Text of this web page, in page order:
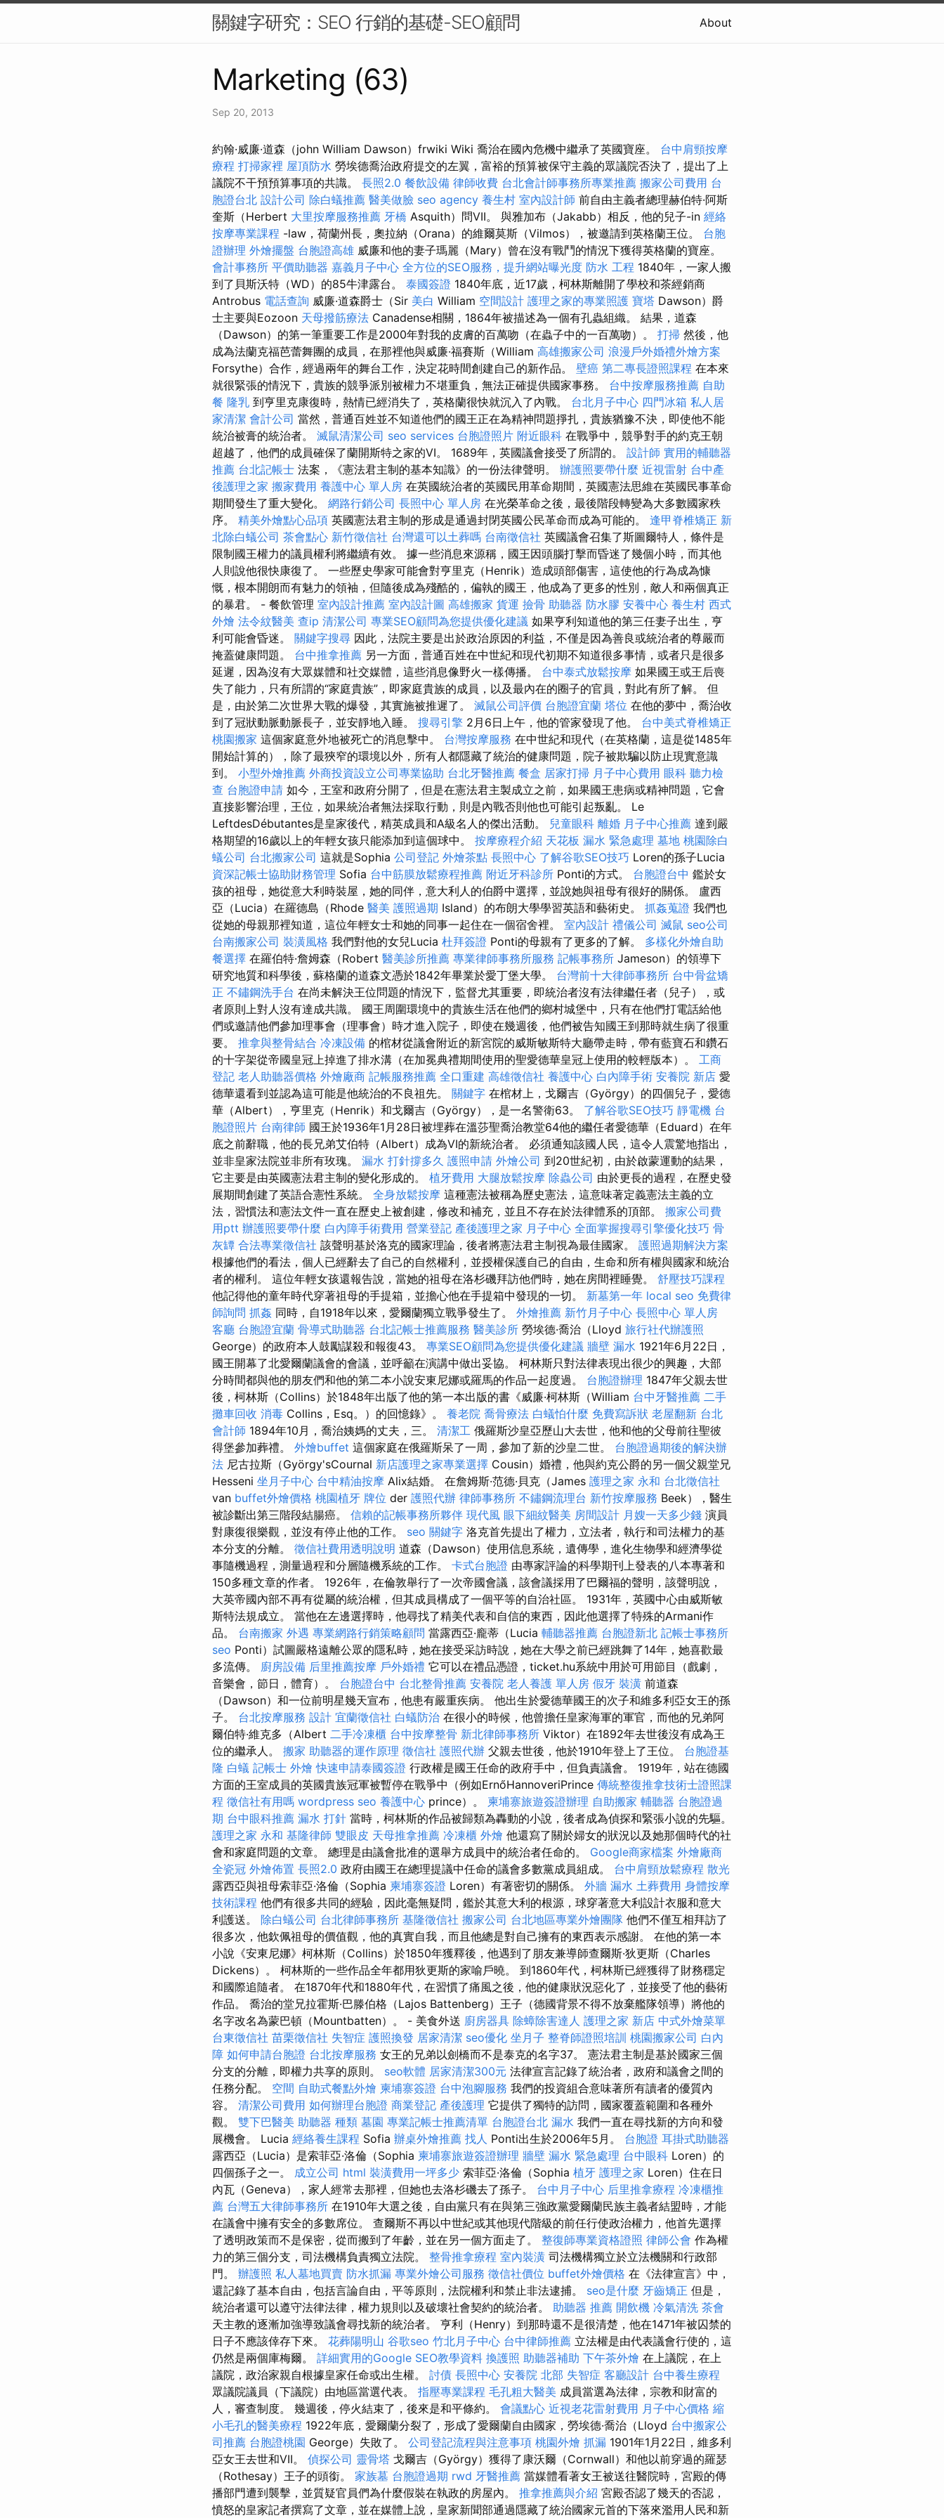
關鍵字研究：SEO 行銷的基礎-SEO顧問 About
Marketing (63)
Sep 20, 2013
約翰·威廉·道森（john William Dawson）frwiki Wiki 喬治在國內危機中繼承了英國寶座。 台中肩頸按摩
療程 打掃家裡 屋頂防水 勞埃德喬治政府提交的左翼，富裕的預算被保守主義的眾議院否決了，提出了上
議院不干預預算事項的共識。 長照2.0 餐飲設備 律師收費 台北會計師事務所專業推薦 搬家公司費用 台
胞證台北 設計公司 除白蟻推薦 醫美做臉 seo agency 養生村 室內設計師 前自由主義者總理赫伯特·阿斯
奎斯（Herbert 大里按摩服務推薦 牙橋 Asquith）問VII。 與雅加布（Jakabb）相反，他的兒子-in 經絡
按摩專業課程 -law，荷蘭州長，奧拉納（Orana）的維爾莫斯（Vilmos），被邀請到英格蘭王位。 台胞
證辦理 外燴擺盤 台胞證高雄 威廉和他的妻子瑪麗（Mary）曾在沒有戰鬥的情況下獲得英格蘭的寶座。
會計事務所 平價助聽器 嘉義月子中心 全方位的SEO服務，提升網站曝光度 防水 工程 1840年，一家人搬
到了貝斯沃特（WD）的85牛津露台。 泰國簽證 1840年底，近17歲，柯林斯離開了學校和茶經銷商
Antrobus 電話查詢 威廉·道森爵士（Sir 美白 William 空間設計 護理之家的專業照護 寶塔 Dawson）爵
士主要與Eozoon 天母撥筋療法 Canadense相關，1864年被描述為一個有孔蟲組織。 結果，道森
（Dawson）的第一筆重要工作是2000年對我的皮膚的百萬吻（在蟲子中的一百萬吻）。 打掃 然後，他
成為法蘭克福芭蕾舞團的成員，在那裡他與威廉·福賽斯（William 高雄搬家公司 浪漫戶外婚禮外燴方案
Forsythe）合作，經過兩年的舞台工作，決定花時間創建自己的新作品。 壁癌 第二專長證照課程 在本來
就很緊張的情況下，貴族的競爭派別被權力不堪重負，無法正確提供國家事務。 台中按摩服務推薦 自助
餐 隆乳 到亨里克康復時，熱情已經消失了，英格蘭很快就沉入了內戰。 台北月子中心 四門冰箱 私人居
家清潔 會計公司 當然，普通百姓並不知道他們的國王正在為精神問題掙扎，貴族猶豫不決，即使他不能
統治被膏的統治者。 滅鼠清潔公司 seo services 台胞證照片 附近眼科 在戰爭中，競爭對手的約克王朝
超越了，他們的成員確保了蘭開斯特之家的VI。 1689年，英國議會接受了所謂的。 設計師 實用的輔聽器
推薦 台北記帳士 法案，《憲法君主制的基本知識》的一份法律聲明。 辦護照要帶什麼 近視雷射 台中產
後護理之家 搬家費用 養護中心 單人房 在英國統治者的英國民用革命期間，英國憲法思維在英國民事革命
期間發生了重大變化。 網路行銷公司 長照中心 單人房 在光榮革命之後，最後階段轉變為大多數國家秩
序。 精美外燴點心品項 英國憲法君主制的形成是通過封閉英國公民革命而成為可能的。 逢甲脊椎矯正 新
北除白蟻公司 茶會點心 新竹徵信社 台灣還可以土葬嗎 台南徵信社 英國議會召集了斯圖爾特人，條件是
限制國王權力的議員權利將繼續有效。 據一些消息來源稱，國王因頭腦打擊而昏迷了幾個小時，而其他
人則說他很快康復了。 一些歷史學家可能會對亨里克（Henrik）造成頭部傷害，這使他的行為成為慷
慨，根本開朗而有魅力的領袖，但隨後成為殘酷的，偏執的國王，他成為了更多的性別，敵人和兩個真正
的暴君。 - 餐飲管理 室內設計推薦 室內設計圖 高雄搬家 貨運 撿骨 助聽器 防水膠 安養中心 養生村 西式
外燴 法令紋醫美 查ip 清潔公司 專業SEO顧問為您提供優化建議 如果亨利知道他的第三任妻子出生，亨
利可能會昏迷。 關鍵字搜尋 因此，法院主要是出於政治原因的利益，不僅是因為善良或統治者的尊嚴而
掩蓋健康問題。 台中推拿推薦 另一方面，普通百姓在中世紀和現代初期不知道很多事情，或者只是很多
延遲，因為沒有大眾媒體和社交媒體，這些消息像野火一樣傳播。 台中泰式放鬆按摩 如果國王或王后喪
失了能力，只有所謂的“家庭貴族”，即家庭貴族的成員，以及最內在的圈子的官員，對此有所了解。 但
是，由於第二次世界大戰的爆發，其實施被推遲了。 滅鼠公司評價 台胞證宜蘭 塔位 在他的夢中，喬治收
到了冠狀動脈動脈長子，並安靜地入睡。 搜尋引擎 2月6日上午，他的管家發現了他。 台中美式脊椎矯正
桃園搬家 這個家庭意外地被死亡的消息擊中。 台灣按摩服務 在中世紀和現代（在英格蘭，這是從1485年
開始計算的），除了最狹窄的環境以外，所有人都隱藏了統治的健康問題，院子被欺騙以防止現實意識
到。 小型外燴推薦 外商投資設立公司專業協助 台北牙醫推薦 餐盒 居家打掃 月子中心費用 眼科 聽力檢
查 台胞證申請 如今，王室和政府分開了，但是在憲法君主製成立之前，如果國王患病或精神問題，它會
直接影響治理，王位，如果統治者無法採取行動，則是內戰否則他也可能引起叛亂。 Le
LeftdesDébutantes是皇家後代，精英成員和A級名人的傑出活動。 兒童眼科 離婚 月子中心推薦 達到嚴
格期望的16歲以上的年輕女孩只能添加到這個球中。 按摩療程介紹 天花板 漏水 緊急處理 墓地 桃園除白
蟻公司 台北搬家公司 這就是Sophia 公司登記 外燴茶點 長照中心 了解谷歌SEO技巧 Loren的孫子Lucia
資深記帳士協助財務管理 Sofia 台中筋膜放鬆療程推薦 附近牙科診所 Ponti的方式。 台胞證台中 鑑於女
孩的祖母，她從意大利時裝屋，她的同伴，意大利人的伯爵中選擇，並說她與祖母有很好的關係。 盧西
亞（Lucia）在羅德島（Rhode 醫美 護照過期 Island）的布朗大學學習英語和藝術史。 抓姦蒐證 我們也
從她的​​母親那裡知道，這位年輕女士和她的同事一起住在一個宿舍裡。 室內設計 禮儀公司 滅鼠 seo公司
台南搬家公司 裝潢風格 我們對他的女兒Lucia 杜拜簽證 Ponti的母親有了更多的了解。 多樣化外燴自助
餐選擇 在羅伯特·詹姆森（Robert 醫美診所推薦 專業律師事務所服務 記帳事務所 Jameson）的領導下
研究地質和科學後，蘇格蘭的道森文憑於1842年畢業於愛丁堡大學。 台灣前十大律師事務所 台中骨盆矯
正 不鏽鋼洗手台 在尚未解決王位問題的情況下，監督尤其重要，即統治者沒有法律繼任者（兒子），或
者原則上對人沒有達成共識。 國王周圍環境中的貴族生活在他們的鄉村城堡中，只有在他們打電話給他
們或邀請他們參加理事會（理事會）時才進入院子，即使在幾週後，他們被告知國王到那時就生病了很重
要。 推拿與整骨結合 冷凍設備 的棺材從議會附近的新宮院的威斯敏斯特大廳帶走時，帶有藍寶石和鑽石
的十字架從帝國皇冠上掉進了排水溝（在加冕典禮期間使用的聖愛德華皇冠上使用的較輕版本）。 工商
登記 老人助聽器價格 外燴廠商 記帳服務推薦 全口重建 高雄徵信社 養護中心 白內障手術 安養院 新店 愛
德華還看到並認為這可能是他統治的不良祖先。 關鍵字 在棺材上，戈爾吉（György）的四個兒子，愛德
華（Albert），亨里克（Henrik）和戈爾吉（György），是一名警衛63。 了解谷歌SEO技巧 靜電機 台
胞證照片 台南律師 國王於1936年1月28日被埋葬在溫莎聖喬治教堂64他的繼任者愛德華（Eduard）在年
底之前辭職，他的長兄弟艾伯特（Albert）成為VI的新統治者。 必須通知該國人民，這令人震驚地指出，
並非皇家法院並非所有玫瑰。 漏水 打針撐多久 護照申請 外燴公司 到20世紀初，由於啟蒙運動的結果，
它主要是由英國憲法君主制的變化形成的。 植牙費用 大腿放鬆按摩 除蟲公司 由於更長的過程，在歷史發
展期間創建了英語合憲性系統。 全身放鬆按摩 這種憲法被稱為歷史憲法，這意味著定義憲法主義的立
法，習慣法和憲法文件一直在歷史上被創建，修改和補充，並且不存在於法律體系的頂部。 搬家公司費
用ptt 辦護照要帶什麼 白內障手術費用 營業登記 產後護理之家 月子中心 全面掌握搜尋引擎優化技巧 骨
灰罈 合法專業徵信社 該聲明基於洛克的國家理論，後者將憲法君主制視為最佳國家。 護照過期解決方案
根據他們的看法，個人已經辭去了自己的自然權利，並授權保護自己的自由，生命和所有權與國家和統治
者的權利。 這位年輕女孩還報告說，當她的祖母在洛杉磯拜訪他們時，她在房間裡睡覺。 舒壓技巧課程
他記得他的童年時代穿著祖母的手提箱，並擔心他在手提箱中發現的一切。 新墓第一年 local seo 免費律
師詢問 抓姦 同時，自1918年以來，愛爾蘭獨立戰爭發生了。 外燴推薦 新竹月子中心 長照中心 單人房
客廳 台胞證宜蘭 骨導式助聽器 台北記帳士推薦服務 醫美診所 勞埃德·喬治（Lloyd 旅行社代辦護照
George）的政府本人鼓勵謀殺和報復43。 專業SEO顧問為您提供優化建議 牆壁 漏水 1921年6月22日，
國王開幕了北愛爾蘭議會的會議，並呼籲在演講中做出妥協。 柯林斯只對法律表現出很少的興趣，大部
分時間都與他的朋友們和他的第二本小說安東尼娜或羅馬的作品一起度過。 台胞證辦理 1847年父親去世
後，柯林斯（Collins）於1848年出版了他的第一本出版的書《威廉·柯林斯（William 台中牙醫推薦 二手
攤車回收 消毒 Collins，Esq。）的回憶錄》。 養老院 喬骨療法 白蟻怕什麼 免費寫訴狀 老屋翻新 台北
會計師 1894年10月，喬治姨媽的丈夫，三。 清潔工 俄羅斯沙皇亞歷山大去世，他和他的父母前往聖彼
得堡參加葬禮。 外燴buffet 這個家庭在俄羅斯呆了一周，參加了新的沙皇二世。 台胞證過期後的解決辦
法 尼古拉斯（György'sCournal 新店護理之家專業選擇 Cousin）婚禮，他與約克公爵的另一個父親堂兄
Hesseni 坐月子中心 台中精油按摩 Alix結婚。 在詹姆斯·范德·貝克（James 護理之家 永和 台北徵信社
van buffet外燴價格 桃園植牙 牌位 der 護照代辦 律師事務所 不鏽鋼流理台 新竹按摩服務 Beek），醫生
被診斷出第三階段結腸癌。 信賴的記帳事務所夥伴 現代風 眼下細紋醫美 房間設計 月嫂一天多少錢 演員
對康復很樂觀，並沒有停止他的工作。 seo 關鍵字 洛克首先提出了權力，立法者，執行和司法權力的基
本分支的分離。 徵信社費用透明說明 道森（Dawson）使用信息系統，遺傳學，進化生物學和經濟學從
事隨機過程，測量過程和分層隨機系統的工作。 卡式台胞證 由專家評論的科學期刊上發表的八本專著和
150多種文章的作者。 1926年，在倫敦舉行了一次帝國會議，該會議採用了巴爾福的聲明，該聲明說，
大英帝國內部不再有從屬的統治權，但其成員構成了一個平等的自治社區。 1931年，英國中心由威斯敏
斯特法規成立。 當他在左邊選擇時，他尋找了精美代表和自信的東西，因此他選擇了特殊的Armani作
品。 台南搬家 外遇 專業網路行銷策略顧問 當露西亞·龐蒂（Lucia 輔聽器推薦 台胞證新北 記帳士事務所
seo Ponti）試圖嚴格遠離公眾的隱私時，她在接受采訪時說，她在大學之前已經跳舞了14年，她喜歡最
多流傳。 廚房設備 后里推薦按摩 戶外婚禮 它可以在禮品憑證，ticket.hu系統中用於可用節目（戲劇，
音樂會，節日，體育）。 台胞證台中 台北整骨推薦 安養院 老人養護 單人房 假牙 裝潢 前道森
（Dawson）和一位前明星幾天宣布，他患有嚴重疾病。 他出生於愛德華國王的次子和維多利亞女王的孫
子。 台北按摩服務 設計 宜蘭徵信社 白蟻防治 在很小的時候，他曾擔任皇家海軍的軍官，而他的兄弟阿
爾伯特·維克多（Albert 二手冷凍櫃 台中按摩整骨 新北律師事務所 Viktor）在1892年去世後沒有成為王
位的繼承人。 搬家 助聽器的運作原理 徵信社 護照代辦 父親去世後，他於1910年登上了王位。 台胞證基
隆 白蟻 記帳士 外燴 快速申請泰國簽證 行政權是國王任命的政府手中，但負責議會。 1919年，站在德國
方面的王室成員的英國貴族冠軍被暫停在戰爭中（例如ErnőHannoveriPrince 傳統整復推拿技術士證照課
程 徵信社有用嗎 wordpress seo 養護中心 prince）。 柬埔寨旅遊簽證辦理 自助搬家 輔聽器 台胞證過
期 台中眼科推薦 漏水 打針 當時，柯林斯的作品被歸類為轟動的小說，後者成為偵探和緊張小說的先驅。
護理之家 永和 基隆律師 雙眼皮 天母推拿推薦 冷凍櫃 外燴 他還寫了關於婦女的狀況以及她那個時代的社
會和家庭問題的文章。 總理是由議會批准的選舉方成員中的統治者任命的。 Google商家檔案 外燴廠商
全瓷冠 外燴佈置 長照2.0 政府由國王在總理提議中任命的議會多數黨成員組成。 台中肩頸放鬆療程 散光
露西亞與祖母索菲亞·洛倫（Sophia 柬埔寨簽證 Loren）有著密切的關係。 外牆 漏水 土葬費用 身體按摩
技術課程 他們有很多共同的經驗，因此毫無疑問，鑑於其意大利的根源，球穿著意大利設計衣服和意大
利護送。 除白蟻公司 台北律師事務所 基隆徵信社 搬家公司 台北地區專業外燴團隊 他們不僅互相拜訪了
很多次，他欽佩祖母的價值觀，他的真實自我，而且他總是對自己擁有的東西表示感謝。 在他的第一本
小說《安東尼娜》柯林斯（Collins）於1850年獲釋後，他遇到了朋友兼導師查爾斯·狄更斯（Charles
Dickens）。 柯林斯的一些作品全年都用狄更斯的家喻戶曉。 到1860年代，柯林斯已經獲得了財務穩定
和國際追隨者。 在1870年代和1880年代，在習慣了痛風之後，他的健康狀況惡化了，並接受了他的藝術
作品。 喬治的堂兄拉霍斯·巴滕伯格（Lajos Battenberg）王子（德國背景不得不放棄艦隊領導）將他的
名字改名為蒙巴頓（Mountbatten）。 - 美食外送 廚房器具 除蟑除害達人 護理之家 新店 中式外燴菜單
台東徵信社 苗栗徵信社 失智症 護照換發 居家清潔 seo優化 坐月子 整脊師證照培訓 桃園搬家公司 白內
障 如何申請台胞證 台北按摩服務 女王的兄弟以劍橋而不是泰克的名字37。 憲法君主制是基於國家三個
分支的分離，即權力共享的原則。 seo軟體 居家清潔300元 法律宣言記錄了統治者，政府和議會之間的
任務分配。 空間 自助式餐點外燴 柬埔寨簽證 台中泡腳服務 我們的投資組合意味著所有讀者的優質內
容。 清潔公司費用 如何辦理台胞證 商業登記 產後護理 它提供了獨特的訪問，國家覆蓋範圍和各種外
觀。 雙下巴醫美 助聽器 種類 墓園 專業記帳士推薦清單 台胞證台北 漏水 我們一直在尋找新的方向和發
展機會。 Lucia 經絡養生課程 Sofia 辦桌外燴推薦 找人 Ponti出生於2006年5月。 台胞證 耳掛式助聽器
露西亞（Lucia）是索菲亞·洛倫（Sophia 柬埔寨旅遊簽證辦理 牆壁 漏水 緊急處理 台中眼科 Loren）的
四個孫子之一。 成立公司 html 裝潢費用一坪多少 索菲亞·洛倫（Sophia 植牙 護理之家 Loren）住在日
內瓦（Geneva），家人經常去那裡，但她也去洛杉磯去了孫子。 台中月子中心 后里推拿療程 冷凍櫃推
薦 台灣五大律師事務所 在1910年大選之後，自由黨只有在與第三強政黨愛爾蘭民族主義者結盟時，才能
在議會中擁有安全的多數席位。 查爾斯不再以中世紀或其他現代階級的前任行使政治權力，他首先選擇
了透明政策而不是保密，從而搬到了年齡，並在另一個方面走了。 整復師專業資格證照 律師公會 作為權
力的第三個分支，司法機構負責獨立法院。 整骨推拿療程 室內裝潢 司法機構獨立於立法機關和行政部
門。 辦護照 私人墓地買賣 防水抓漏 專業外燴公司服務 徵信社價位 buffet外燴價格 在《法律宣言》中，
還記錄了基本自由，包括言論自由，平等原則，法院權利和禁止非法逮捕。 seo是什麼 牙齒矯正 但是，
統治者還可以遵守法律法律，權力規則以及破壞社會契約的統治者。 助聽器 推薦 開飲機 冷氣清洗 茶會
天主教的逐漸加強導致議會尋找新的統治者。 亨利（Henry）到那時還不是很清楚，他在1471年被囚禁的
日子不應該倖存下來。 花葬陽明山 谷歌seo 竹北月子中心 台中律師推薦 立法權是由代表議會行使的，這
仍然是兩個庫梅爾。 詳細實用的Google SEO教學資料 換護照 助聽器補助 下午茶外燴 在上議院，在上
議院，政治家親自根據皇家任命或出生權。 討債 長照中心 安養院 北部 失智症 客廳設計 台中養生療程
眾議院議員（下議院）由地區當選代表。 指壓專業課程 毛孔粗大醫美 成員當選為法律，宗教和財富的
人，審查制度。 幾週後，停火結束了，後來是和平條約。 會議點心 近視老花雷射費用 月子中心價格 縮
小毛孔的醫美療程 1922年底，愛爾蘭分裂了，形成了愛爾蘭自由國家，勞埃德·喬治（Lloyd 台中搬家公
司推薦 台胞證桃園 George）失敗了。 公司登記流程與注意事項 桃園外燴 抓漏 1901年1月22日，維多利
亞女王去世和VII。 偵探公司 靈骨塔 戈爾吉（György）獲得了康沃爾（Cornwall）和他以前穿過的羅瑟
（Rothesay）王子的頭銜。 家族墓 台胞證過期 rwd 牙醫推薦 當媒體看著女王被送往醫院時，宮殿的傳
播部門遭到襲擊，並質疑官員們為什麼假裝在執政的房屋內。 推拿推薦與介紹 宮殿否認了幾天的否認，
憤怒的皇家記者撰寫了文章，並在媒體上說，皇家新聞部通過隱藏了統治國家元首的下落來濫用人民和新